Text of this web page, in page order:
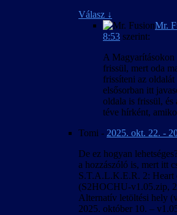
Válasz ↓
Mr.
8:53 szerint:
A Magyarításokon
frissül, mert oda
frissíteni az
elsősorban itt
oldala is frissül,
téve hírként,
Tomi - 2025. okt. 22. -
De ez hogyan
a hozzászóló is, mert itt
S.T.A.L.K.E.R. 2: Heart
(S2HOCHU-v1.05.zip,
Alternatív letöltési hely
2025. október 10. –